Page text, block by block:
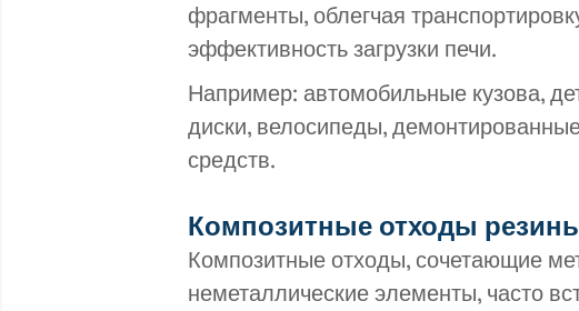
фрагменты, облегчая
эффективность загрузки печи.
Например: автомобильные кузова,
диски, велосипеды,
средств.
Композитные отходы
Композитные отходы, сочетающие
неметаллические элементы, часто